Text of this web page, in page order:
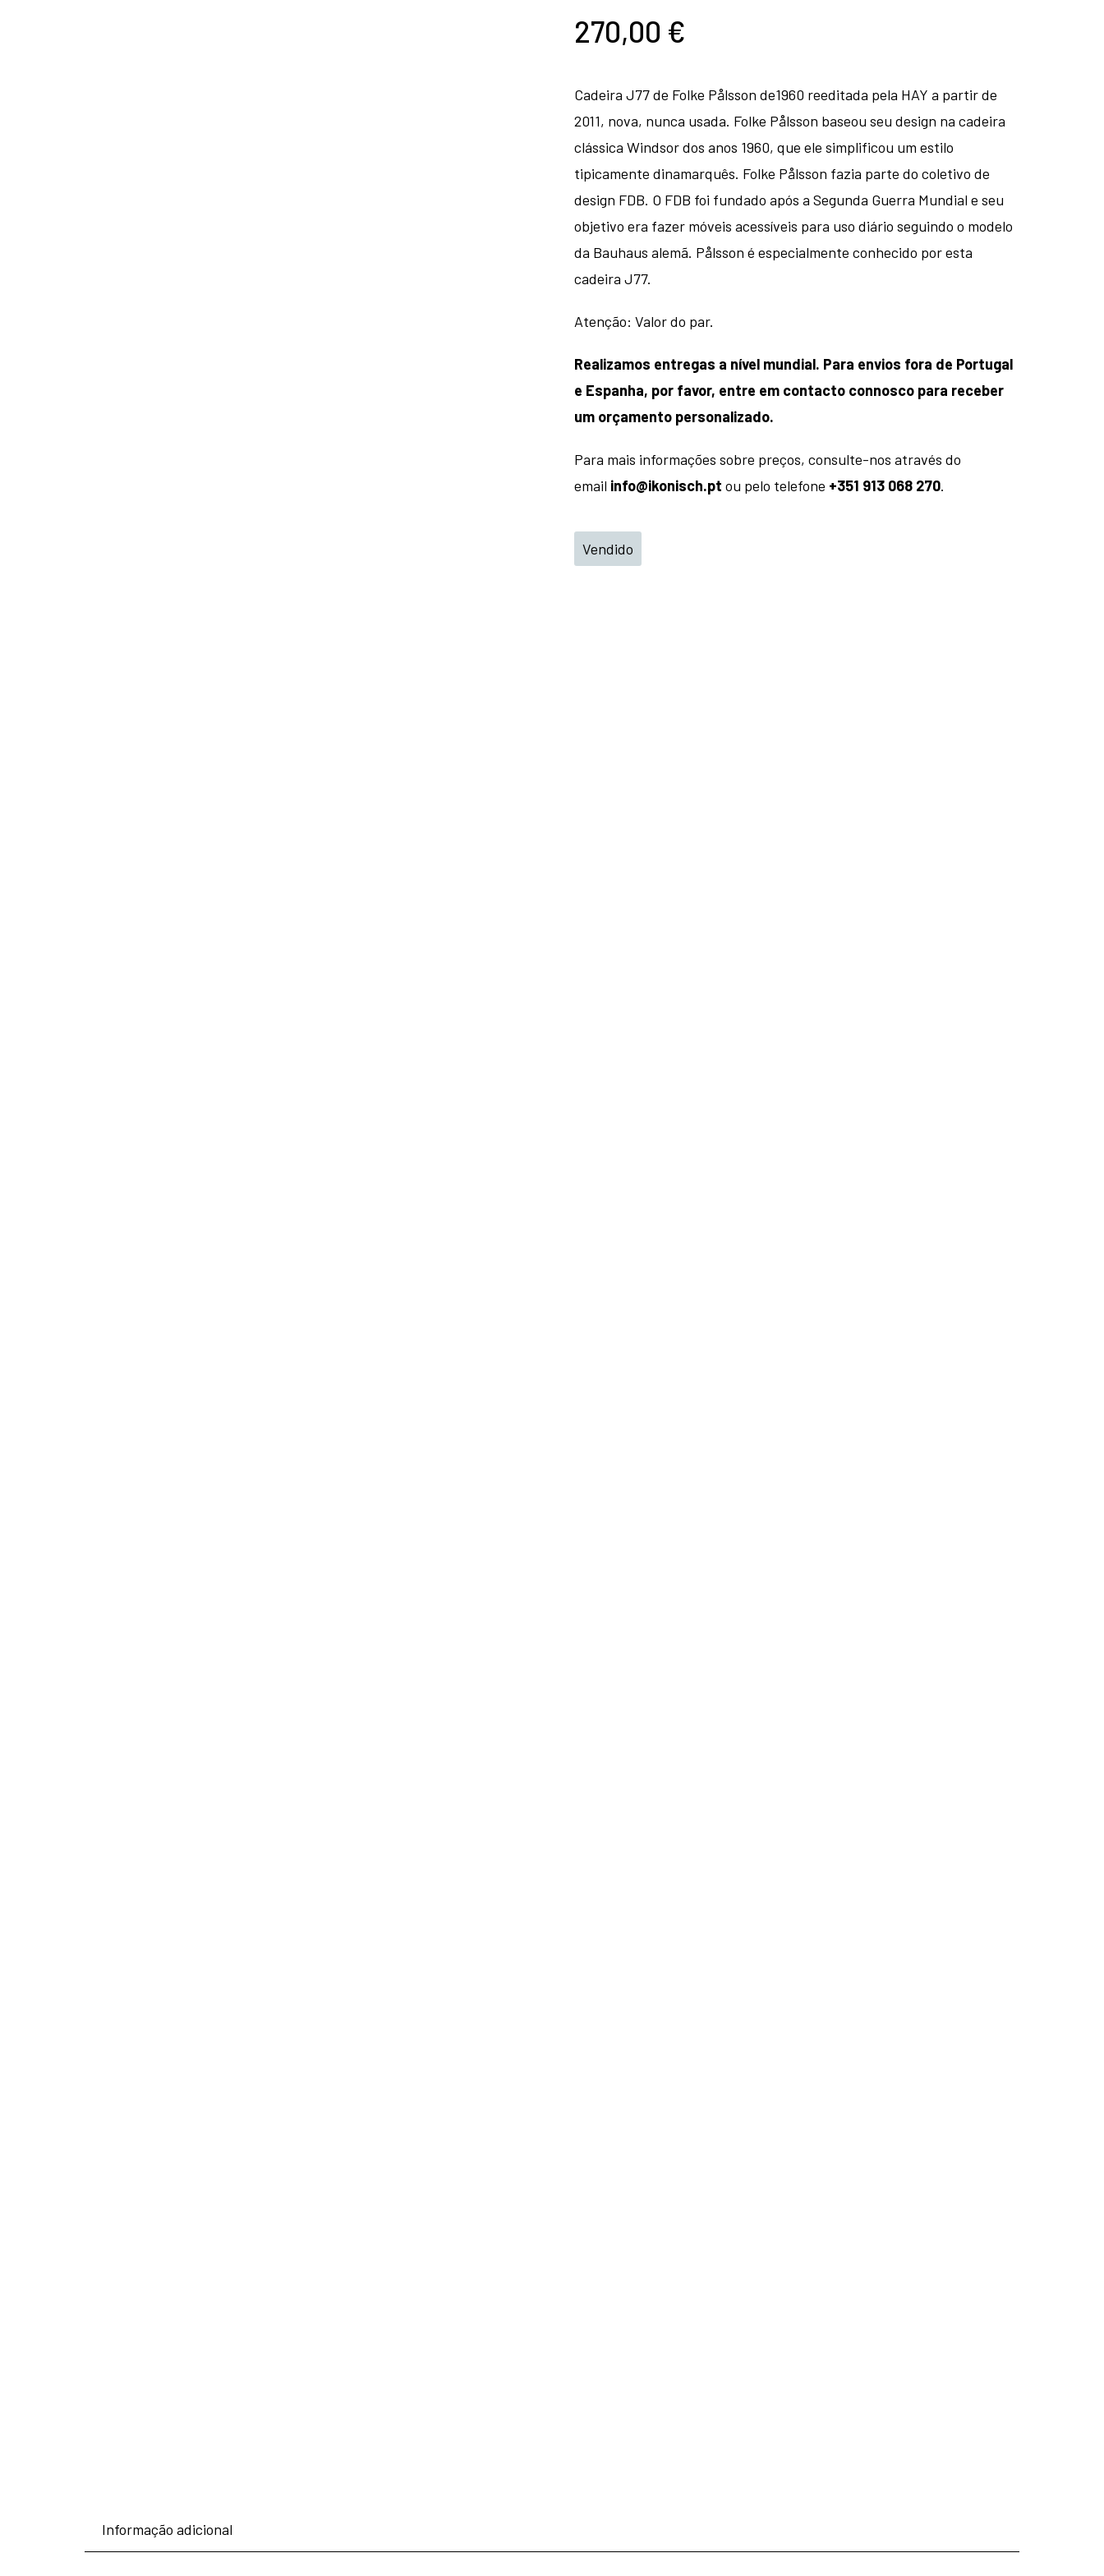
270,00 €
Cadeira J77 de Folke Pålsson de1960 reeditada pela HAY a partir de
2011, nova, nunca usada. Folke Pålsson baseou seu design na cadeira
clássica Windsor dos anos 1960, que ele simplificou um estilo
tipicamente dinamarquês. Folke Pålsson fazia parte do coletivo de
design FDB. O FDB foi fundado após a Segunda Guerra Mundial e seu
objetivo era fazer móveis acessíveis para uso diário seguindo o modelo
da Bauhaus alemã. Pålsson é especialmente conhecido por esta
cadeira J77.
Atenção: Valor do par.
Realizamos entregas a nível mundial. Para envios fora de Portugal
e Espanha, por favor, entre em contacto connosco para receber
um orçamento personalizado.
Para mais informações sobre preços, consulte-nos através do
email info@ikonisch.pt ou pelo telefone +351 913 068 270.
Vendido
Informação adicional